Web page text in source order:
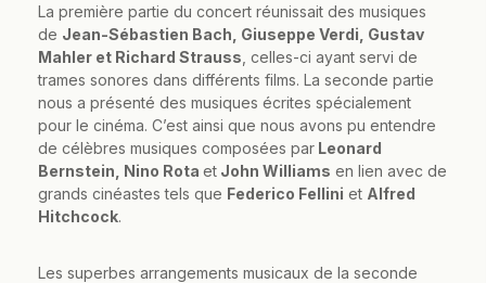
La première partie du concert réunissait des musiques
de Jean-Sébastien Bach, Giuseppe Verdi, Gustav
Mahler et Richard Strauss , celles-ci ayant servi de
trames sonores dans différents films. La seconde partie
nous a présenté des musiques écrites spécialement
pour le cinéma. C’est ainsi que nous avons pu entendre
de célèbres musiques composées par Leonard
Bernstein, Nino Rota et John Williams en lien avec de
grands cinéastes tels que Federico Fellini et Alfred
Hitchcock.
Les superbes arrangements musicaux de la seconde